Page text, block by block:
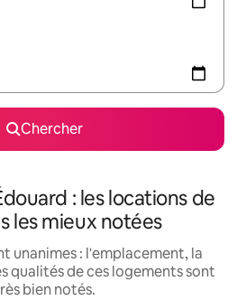
Chercher
: les locations de
les mieux notées
unanimes : l'emplacement, la
qualités de ces logements sont
bien notés.